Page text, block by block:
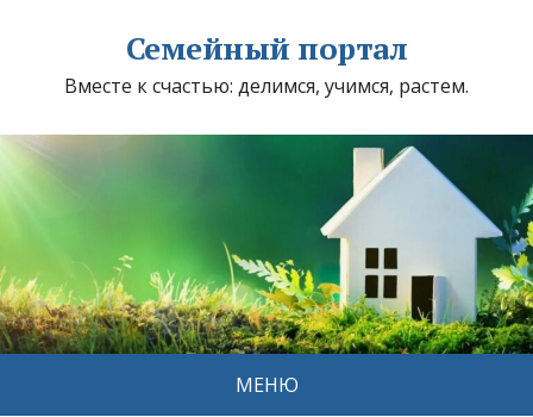
Семейный портал
Вместе к счастью: делимся, учимся, растем.
МЕНЮ